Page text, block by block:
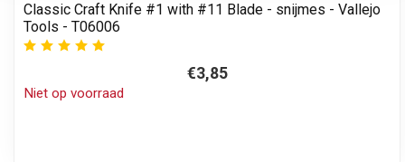
Classic Craft Knife #1 with #11 Blade - snijmes - Vallejo
Tools - T06006
€3,85
Niet op voorraad